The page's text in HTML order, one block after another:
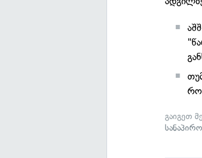
გაიგეთ